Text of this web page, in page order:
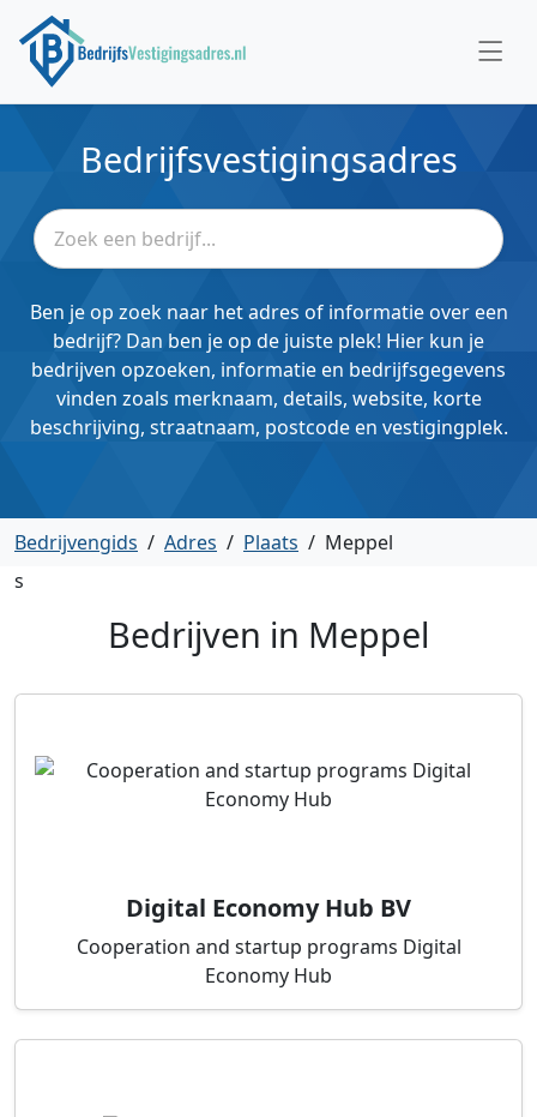
Bedrijfsvestigingsadres
Ben je op zoek naar het adres of informatie over een
bedrijf? Dan ben je op de juiste plek! Hier kun je
bedrijven opzoeken, informatie en bedrijfsgegevens
vinden zoals merknaam, details, website, korte
beschrijving, straatnaam, postcode en vestigingplek.
Bedrijvengids / Adres / Plaats / Meppel
s
Bedrijven in Meppel
Digital Economy Hub BV
Cooperation and startup programs Digital
Economy Hub